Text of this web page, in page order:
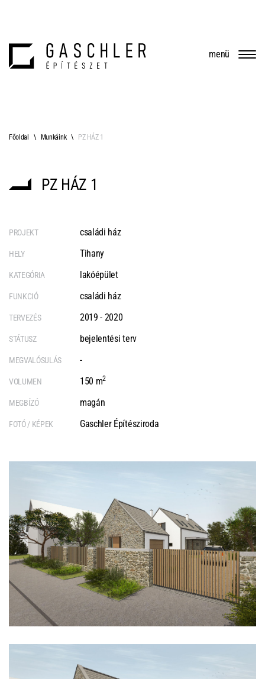
menü
Főoldal Munkáink PZ HÁZ 1
PZ HÁZ 1
PROJEKT családi ház
HELY Tihany
KATEGÓRIA lakóépület
FUNKCIÓ családi ház
TERVEZÉS 2019 - 2020
STÁTUSZ bejelentési terv
MEGVALÓSULÁS -
VOLUMEN 150 m2
MEGBÍZÓ magán
FOTÓ / KÉPEK Gaschler Építésziroda